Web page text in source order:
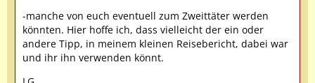
-manche von euch eventuell zum Zweittäter werden
könnten. Hier hoffe ich, dass vielleicht der ein oder
andere Tipp, in meinem kleinen Reisebericht, dabei war
und ihr ihn verwenden könnt.